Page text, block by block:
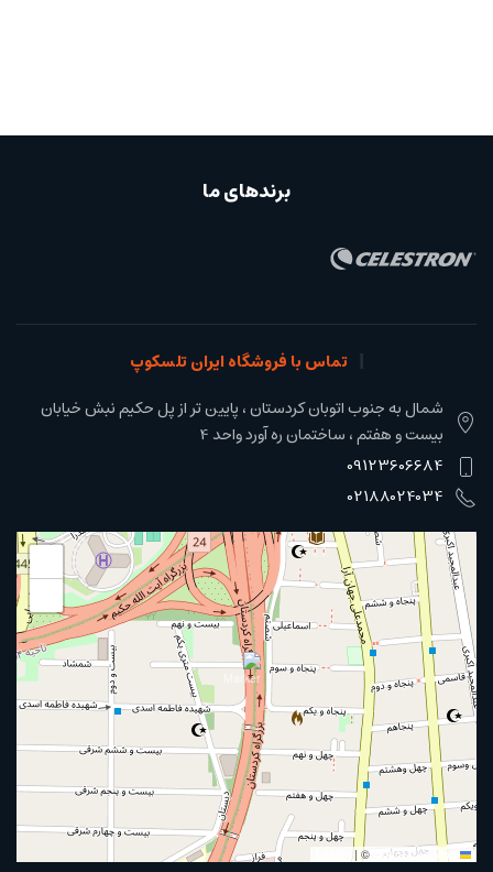
برندهای ما
تماس با فروشگاه ایران تلسکوپ
شمال به جنوب اتوبان کردستان ، پایین تر از پل حکیم نبش خیابان
بیست و هفتم ، ساختمان ره آورد واحد 4
09123606684
02188024034
| © OpenStreetMap